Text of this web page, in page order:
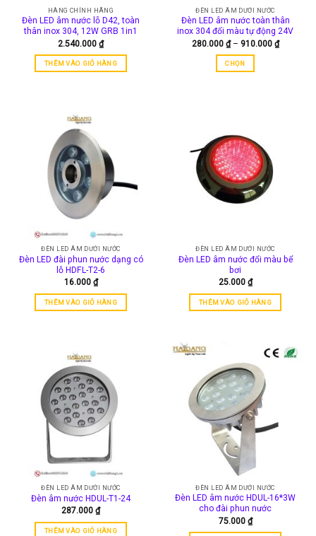
HÀNG CHÍNH HÃNG
Đèn LED âm nước lỗ D42, toàn
thân inox 304, 12W GRB 1in1
2.540.000 ₫
THÊM VÀO GIỎ HÀNG
ĐÈN LED ÂM DƯỚI NƯỚC
Đèn LED âm nước toàn thân
inox 304 đổi màu tự động 24V
280.000 ₫ – 910.000 ₫Khoảng
giá:
CHỌN
biến
thể.
Các
tùy
chọn
chọn
trên
trang
sản
phẩm
ĐÈN LED ÂM DƯỚI NƯỚC
Đèn LED đài phun nước dạng có
lỗ HDFL-T2-6
16.000 ₫
THÊM VÀO GIỎ HÀNG
ĐÈN LED ÂM DƯỚI NƯỚC
Đèn LED âm nước đổi màu bể
bơi
25.000 ₫
THÊM VÀO GIỎ HÀNG
ĐÈN LED ÂM DƯỚI NƯỚC
Đèn âm nước HDUL-T1-24
287.000 ₫
THÊM VÀO GIỎ HÀNG
ĐÈN LED ÂM DƯỚI NƯỚC
Đèn LED âm nước HDUL-16*3W
cho đài phun nước
75.000 ₫